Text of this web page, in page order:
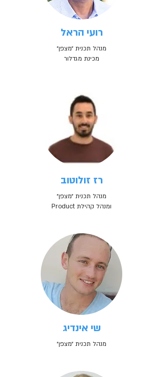
רועי הראל
מנהל תכנית ״מצפן״
מכינת מגדלור
רז זולוטוב
מנהל תכנית ״מצפן״
ומנהל קהילת Product
שי אינדיג
מנהל תכנית ״מצפן״